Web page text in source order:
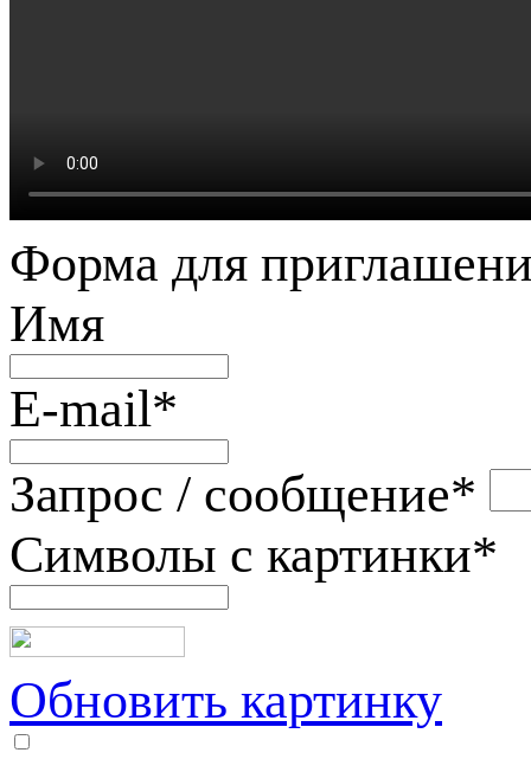
Форма для
Имя
E-mail*
Запрос / сообщение*
Символы с картинки*
Обновить картинку